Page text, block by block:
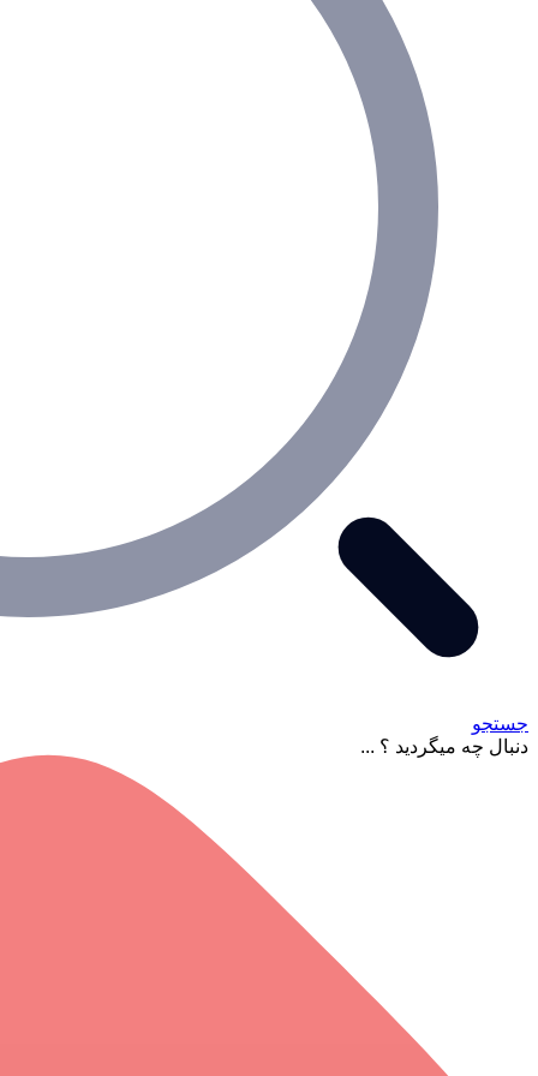
جستجو
دنبال چه میگردید ؟ ...